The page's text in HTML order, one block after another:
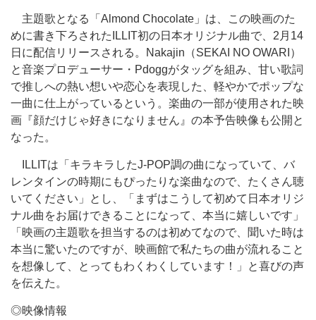
主題歌となる「Almond Chocolate」は、この映画のた
めに書き下ろされたILLIT初の日本オリジナル曲で、2月14
日に配信リリースされる。Nakajin（SEKAI NO OWARI）
と音楽プロデューサー・Pdoggがタッグを組み、甘い歌詞
で推しへの熱い想いや恋心を表現した、軽やかでポップな
一曲に仕上がっているという。楽曲の一部が使用された映
画『顔だけじゃ好きになりません』の本予告映像も公開と
なった。
ILLITは「キラキラしたJ-POP調の曲になっていて、バ
レンタインの時期にもぴったりな楽曲なので、たくさん聴
いてください」とし、「まずはこうして初めて日本オリジ
ナル曲をお届けできることになって、本当に嬉しいです」
「映画の主題歌を担当するのは初めてなので、聞いた時は
本当に驚いたのですが、映画館で私たちの曲が流れること
を想像して、とってもわくわくしています！」と喜びの声
を伝えた。
◎映像情報